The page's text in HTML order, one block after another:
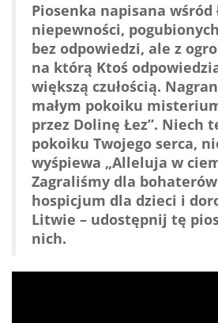
Piosenka napisana wśród
niepewności,
bez odpowiedzi, ale z
na którą Ktoś
większą czułością.
małym pokoiku
przez Dolinę Łez”. Niech
pokoiku Twojego serca,
wyśpiewa „Alleluja w
Zagraliśmy dla
hospicjum dla dzieci i
Litwie – udostępnij tę
nich.